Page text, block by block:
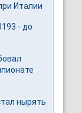
Италии
- до
нырять